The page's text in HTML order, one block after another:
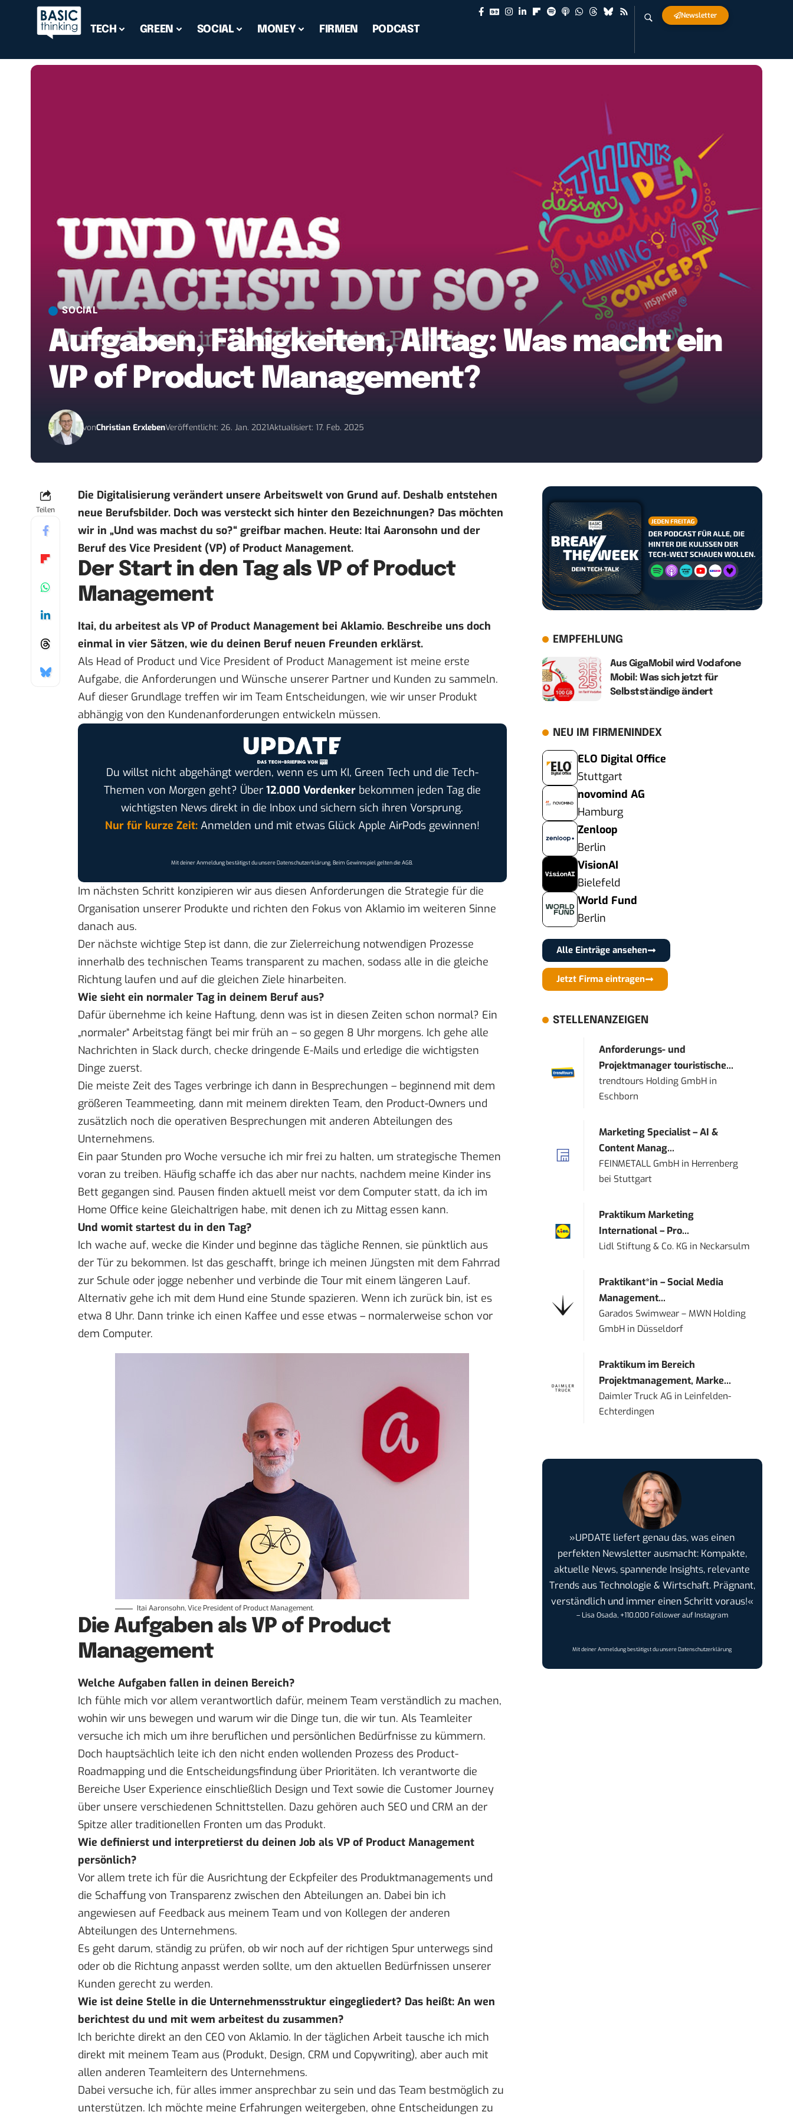
TECH GREEN SOCIAL MONEY FIRMEN PODCAST
Newsletter
SOCIAL
Aufgaben, Fähigkeiten, Alltag: Was macht ein
VP of Product Management?
vonChristian ErxlebenVeröffentlicht: 26. Jan. 2021Aktualisiert: 17. Feb. 2025
Teilen
Die Digitalisierung verändert unsere Arbeitswelt von Grund auf. Deshalb entstehen
neue Berufsbilder. Doch was versteckt sich hinter den Bezeichnungen? Das möchten
wir in „Und was machst du so?“ greifbar machen. Heute: Itai Aaronsohn und der
Beruf des Vice President (VP) of Product Management.
Der Start in den Tag als VP of Product
Management
Itai, du arbeitest als VP of Product Management bei Aklamio. Beschreibe uns doch
einmal in vier Sätzen, wie du deinen Beruf neuen Freunden erklärst.
Als Head of Product und Vice President of Product Management ist meine erste
Aufgabe, die Anforderungen und Wünsche unserer Partner und Kunden zu sammeln.
Auf dieser Grundlage treffen wir im Team Entscheidungen, wie wir unser Produkt
abhängig von den Kundenanforderungen entwickeln müssen.
Du willst nicht abgehängt werden, wenn es um KI, Green Tech und die Tech-
Themen von Morgen geht? Über 12.000 Vordenkerbekommen jeden Tag die
wichtigsten News direkt in die Inbox und sichern sich ihren Vorsprung.
Nur für kurze Zeit:Anmelden und mit etwas Glück Apple AirPods gewinnen!
Mit deiner Anmeldung bestätigst du unsereDatenschutzerklärung. Beim Gewinnspiel gelten dieAGB.
Im nächsten Schritt konzipieren wir aus diesen Anforderungen die Strategie für die
Organisation unserer Produkte und richten den Fokus von Aklamio im weiteren Sinne
danach aus.
Der nächste wichtige Step ist dann, die zur Zielerreichung notwendigen Prozesse
innerhalb des technischen Teams transparent zu machen, sodass alle in die gleiche
Richtung laufen und auf die gleichen Ziele hinarbeiten.
Wie sieht ein normaler Tag in deinem Beruf aus?
Dafür übernehme ich keine Haftung, denn was ist in diesen Zeiten schon normal? Ein
„normaler“ Arbeitstag fängt bei mir früh an – so gegen 8 Uhr morgens. Ich gehe alle
Nachrichten in Slack durch, checke dringende E-Mails und erledige die wichtigsten
Dinge zuerst.
Die meiste Zeit des Tages verbringe ich dann in Besprechungen – beginnend mit dem
größeren Teammeeting, dann mit meinem direkten Team, den Product-Owners und
zusätzlich noch die operativen Besprechungen mit anderen Abteilungen des
Unternehmens.
Ein paar Stunden pro Woche versuche ich mir frei zu halten, um strategische Themen
voran zu treiben. Häufig schaffe ich das aber nur nachts, nachdem meine Kinder ins
Bett gegangen sind. Pausen finden aktuell meist vor dem Computer statt, da ich im
Home Office keine Gleichaltrigen habe, mit denen ich zu Mittag essen kann.
Und womit startest du in den Tag?
Ich wache auf, wecke die Kinder und beginne das tägliche Rennen, sie pünktlich aus
der Tür zu bekommen. Ist das geschafft, bringe ich meinen Jüngsten mit dem Fahrrad
zur Schule oder jogge nebenher und verbinde die Tour mit einem längeren Lauf.
Alternativ gehe ich mit dem Hund eine Stunde spazieren. Wenn ich zurück bin, ist es
etwa 8 Uhr. Dann trinke ich einen Kaffee und esse etwas – normalerweise schon vor
dem Computer.
Itai Aaronsohn, Vice President of Product Management.
Die Aufgaben als VP of Product
Management
Welche Aufgaben fallen in deinen Bereich?
Ich fühle mich vor allem verantwortlich dafür, meinem Team verständlich zu machen,
wohin wir uns bewegen und warum wir die Dinge tun, die wir tun. Als Teamleiter
versuche ich mich um ihre beruflichen und persönlichen Bedürfnisse zu kümmern.
Doch hauptsächlich leite ich den nicht enden wollenden Prozess des Product-
Roadmapping und die Entscheidungsfindung über Prioritäten. Ich verantworte die
Bereiche User Experience einschließlich Design und Text sowie die Customer Journey
über unsere verschiedenen Schnittstellen. Dazu gehören auch SEO und CRM an der
Spitze aller traditionellen Fronten um das Produkt.
Wie definierst und interpretierst du deinen Job als VP of Product Management
persönlich?
Vor allem trete ich für die Ausrichtung der Eckpfeiler des Produktmanagements und
die Schaffung von Transparenz zwischen den Abteilungen an. Dabei bin ich
angewiesen auf Feedback aus meinem Team und von Kollegen der anderen
Abteilungen des Unternehmens.
Es geht darum, ständig zu prüfen, ob wir noch auf der richtigen Spur unterwegs sind
oder ob die Richtung anpasst werden sollte, um den aktuellen Bedürfnissen unserer
Kunden gerecht zu werden.
Wie ist deine Stelle in die Unternehmensstruktur eingegliedert? Das heißt: An wen
berichtest du und mit wem arbeitest du zusammen?
Ich berichte direkt an den CEO von Aklamio. In der täglichen Arbeit tausche ich mich
direkt mit meinem Team aus (Produkt, Design, CRM und Copywriting), aber auch mit
allen anderen Teamleitern des Unternehmens.
Dabei versuche ich, für alles immer ansprechbar zu sein und das Team bestmöglich zu
unterstützen. Ich möchte meine Erfahrungen weitergeben, ohne Entscheidungen zu
EMPFEHLUNG
Aus GigaMobil wird Vodafone
Mobil: Was sich jetzt für
Selbstständige ändert
NEU IM FIRMENINDEX
ELO Digital Office
Stuttgart
novomind AG
Hamburg
Zenloop
Berlin
VisionAI
Bielefeld
World Fund
Berlin
Alle Einträge ansehen
Jetzt Firma eintragen
STELLENANZEIGEN
Anforderungs- und
Projektmanager touristische...
trendtours Holding GmbH in
Eschborn
Marketing Specialist – AI &
Content Manag...
FEINMETALL GmbH in Herrenberg
bei Stuttgart
Praktikum Marketing
International – Pro...
Lidl Stiftung & Co. KG in Neckarsulm
Praktikant*in – Social Media
Management...
Garados Swimwear – MWN Holding
GmbH in Düsseldorf
Praktikum im Bereich
Projektmanagement, Marke...
Daimler Truck AG in Leinfelden-
Echterdingen
»UPDATE liefert genau das, was einen
perfekten Newsletter ausmacht: Kompakte,
aktuelle News, spannende Insights, relevante
Trends aus Technologie & Wirtschaft. Prägnant,
verständlich und immer einen Schritt voraus!«
– Lisa Osada, +110.000 Follower auf Instagram
Mit deiner Anmeldung bestätigst du unsereDatenschutzerklärung